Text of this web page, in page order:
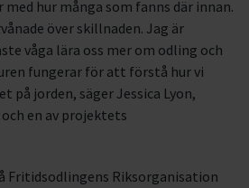
hur många som fanns där innan.
över skillnaden. Jag är
våga lära oss mer om odling och
fungerar för att förstå hur vi
på jorden, säger Jessica Lyon,
en av projektets
Fritidsodlingens Riksorganisation